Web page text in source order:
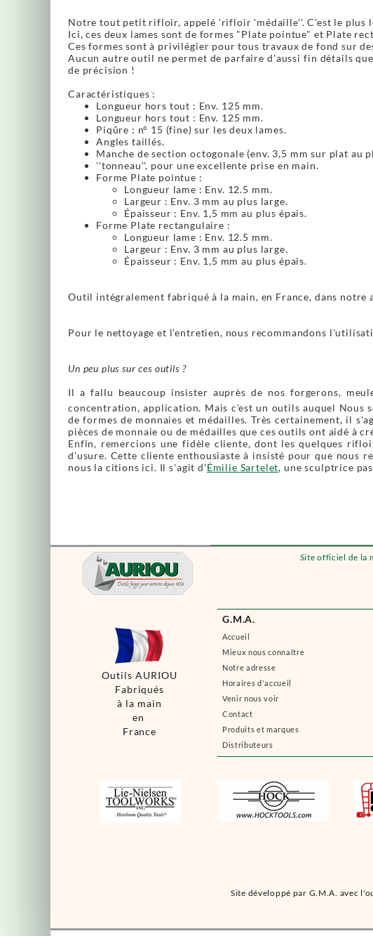
Site officiel de la
G.M.A.
Accueil
Mieux nous connaître
Notre adresse
Horaires d'accueil
Venir nous voir
Contact
Produits et marques
Distributeurs
Site développé par G.M.A. avec
Outils AURIOU
Fabriqués
à la main
en
France
Notre tout petit rifloir, appelé 'rifloir 'médaille''. C'est le plus
Ici, ces deux lames sont de formes "Plate pointue" et Plate
Ces formes sont à privilégier pour tous travaux de fond sur
Aucun autre outil ne permet de parfaire d'aussi fin détails
de précision !
Caractéristiques :
Longueur hors tout : Env. 125 mm.
Longueur hors tout : Env. 125 mm.
Piqûre : n° 15 (fine) sur les deux lames.
Angles taillés.
Manche de section octogonale (env. 3,5 mm sur plat au
''tonneau'', pour une excellente prise en main.
Forme Plate pointue :
Longueur lame : Env. 12.5 mm.
Largeur : Env. 3 mm au plus large.
Épaisseur : Env. 1,5 mm au plus épais.
Forme Plate rectangulaire :
Longueur lame : Env. 12.5 mm.
Largeur : Env. 3 mm au plus large.
Épaisseur : Env. 1,5 mm au plus épais.
Outil intégralement fabriqué à la main, en France, dans notre
Pour le nettoyage et l'entretien, nous recommandons
Un peu plus sur ces outils ?
Il a fallu beaucoup insister auprès de nos forgerons,
concentration, application. Mais c'est un outils auquel Nous
de formes de monnaies et médailles. Très certainement, il
pièces de monnaie ou de médailles que ces outils ont aidé à
Enfin, remercions une fidèle cliente, dont les quelques
d'usure. Cette cliente enthousiaste à insisté pour que nous
nous la citions ici. Il s'agit d'Émilie Sartelet, une sculptrice